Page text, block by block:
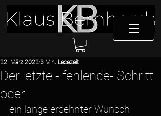
Der letzte - fehlende- Schritt
oder
22. März 20223 Min. Lesezeit
ein lange ersehnter Wunsch